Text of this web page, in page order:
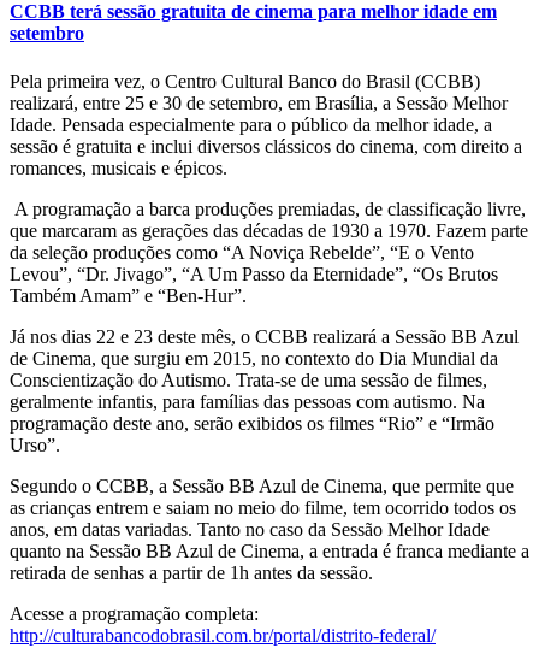
CCBB terá sessão gratuita de cinema para melhor idade em
setembro
Pela primeira vez, o Centro Cultural Banco do Brasil (CCBB)
realizará, entre 25 e 30 de setembro, em Brasília, a Sessão Melhor
Idade. Pensada especialmente para o público da melhor idade, a
sessão é gratuita e inclui diversos clássicos do cinema, com direito a
romances, musicais e épicos.
A programação a barca produções premiadas, de classificação livre,
que marcaram as gerações das décadas de 1930 a 1970. Fazem parte
da seleção produções como “A Noviça Rebelde”, “E o Vento
Levou”, “Dr. Jivago”, “A Um Passo da Eternidade”, “Os Brutos
Também Amam” e “Ben-Hur”.
Já nos dias 22 e 23 deste mês, o CCBB realizará a Sessão BB Azul
de Cinema, que surgiu em 2015, no contexto do Dia Mundial da
Conscientização do Autismo. Trata-se de uma sessão de filmes,
geralmente infantis, para famílias das pessoas com autismo. Na
programação deste ano, serão exibidos os filmes “Rio” e “Irmão
Urso”.
Segundo o CCBB, a Sessão BB Azul de Cinema, que permite que
as crianças entrem e saiam no meio do filme, tem ocorrido todos os
anos, em datas variadas. Tanto no caso da Sessão Melhor Idade
quanto na Sessão BB Azul de Cinema, a entrada é franca mediante a
retirada de senhas a partir de 1h antes da sessão.
Acesse a programação completa:
http://culturabancodobrasil.com.br/portal/distrito-federal/